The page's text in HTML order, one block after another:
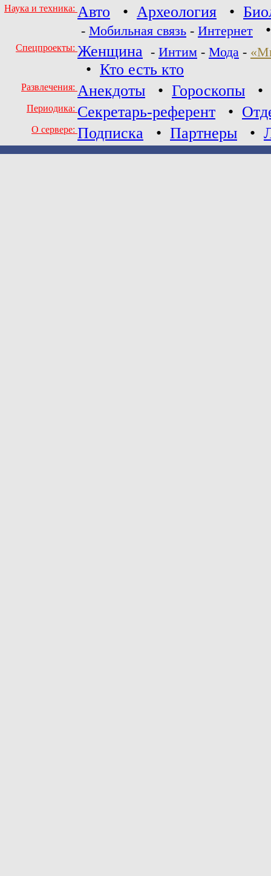
Наука и техника: Авто • Археология •
- Мобильная связь - Интернет
Спецпроекты: Женщина - Интим - Мода -
• Кто есть кто
Развлечения: Анекдоты • Гороскопы •
Периодика: Секретарь-референт •
О сервере: Подписка • Партнеры •